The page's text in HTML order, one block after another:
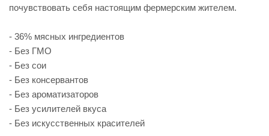
почувствовать себя настоящим фермерским жителем.
- 36% мясных ингредиентов
- Без ГМО
- Без сои
- Без консервантов
- Без ароматизаторов
- Без усилителей вкуса
- Без искусственных красителей